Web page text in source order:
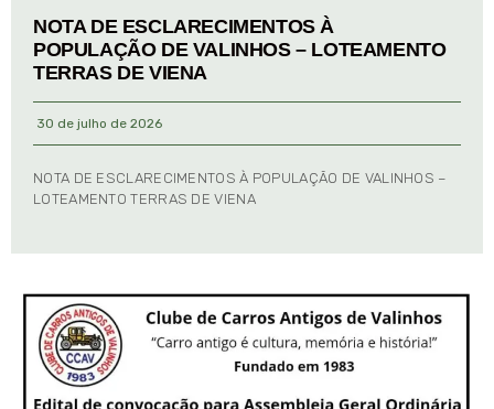
NOTA DE ESCLARECIMENTOS À
POPULAÇÃO DE VALINHOS – LOTEAMENTO
TERRAS DE VIENA
30 de julho de 2026
NOTA DE ESCLARECIMENTOS À POPULAÇÃO DE VALINHOS –
LOTEAMENTO TERRAS DE VIENA